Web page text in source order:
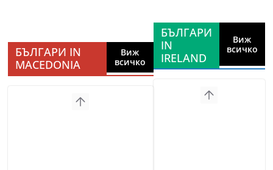
БЪЛГАРИ IN
MACEDONIA
Виж
всичко
БЪЛГАРИ
IN
IRELAND
Виж
всичко